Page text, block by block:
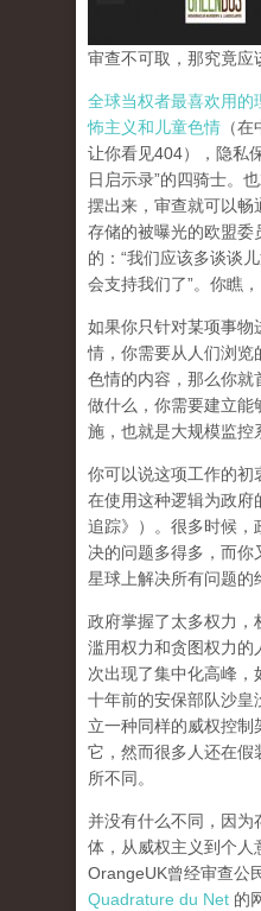
审查不可取，那究竟应
全球当权者最喜欢用的
怖主义和儿童色情 （
让你看见404），隐私
日启示录”的四骑士。
摆出来，审查就可以畅
存储的被曝光的欧盟委
的：“我们应该多谈谈
会支持我们了”。你瞧
如果你只针对某项事物
情，你需要从人们浏览
色情的内容，那么你就
做什么，你需要建立能
施，也就是大规模监控
你可以说这项工作的初
在使用这种逻辑为政府
追踪》）。 很多时候，
决的问题多得多，而你
星球上解决所有问题的
政府掌握了太多权力，
滥用权力和贪图权力的
次出现了集中化高峰，
十年前的安保部队沙皇
立一种同样的威权控制
它，然而很多人还在假
所不同。
并没有什么不同，因
体，从威权主义到个人
OrangeUK曾经审查公
Quadrature du Net 的